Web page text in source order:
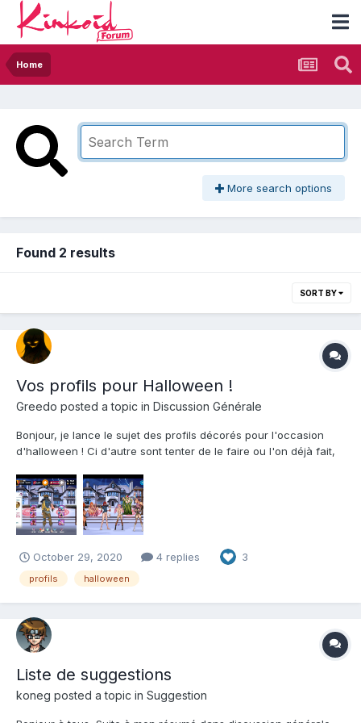
Home
More search options
Found 2 results
SORT BY
Vos profils pour Halloween !
Greedo posted a topic in Discussion Générale
Bonjour, je lance le sujet des profils décorés pour l'occasion
d'halloween ! Ci d'autre sont tenter de le faire ou l'on déjà fait,
October 29, 2020 4 replies 3
profils halloween
Liste de suggestions
koneg posted a topic in Suggestion